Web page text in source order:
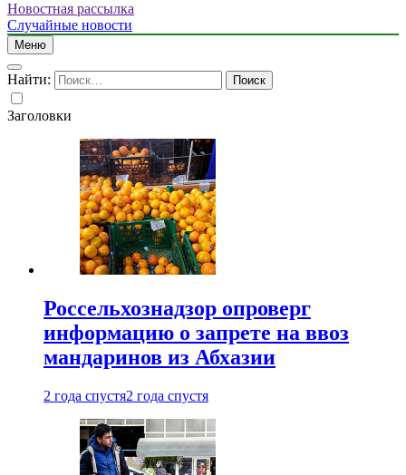
Новостная рассылка
Случайные новости
Меню
Найти:
Заголовки
Россельхознадзор опроверг
информацию о запрете на ввоз
мандаринов из Абхазии
2 года спустя2 года спустя